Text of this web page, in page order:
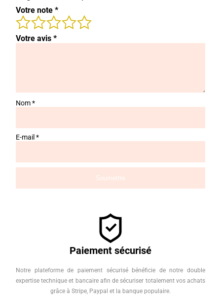
Votre note *
Votre avis *
Nom*
E-mail *
Paiement sécurisé
Notre plateforme de paiement sécurisé bénéficie de notre double
expertise technique et bancaire afin de sécuriser totalement vos achats
grâce à Stripe, Paypal et la banque populaire.